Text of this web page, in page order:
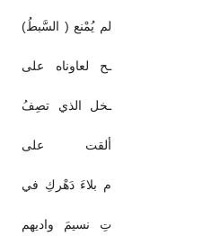
لم يُمْنع ( السَّبطُ)
ـح لعاوناه على
ـخل الذي تصِفُ
ألقت على
م بلاءَ دَهْركِ في
تِ نسيمَ واديهم